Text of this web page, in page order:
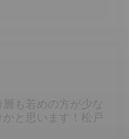
も若めの方が少な
と思います！松戸